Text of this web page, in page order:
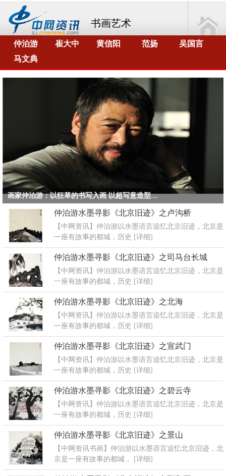
书画艺术
仲泊游 崔大中 黄信阳 范扬
吴国言
马文典
画家仲泊游：以狂草的书写入画 以超写意造型去绘画
仲泊游水墨寻影《北京旧迹》之卢沟桥
【中网资讯】仲泊游以水墨语言追忆北京旧迹，北京是
一座有故事的都城，历史 [详细]
仲泊游水墨寻影《北京旧迹》之司马台长城
【中网资讯】仲泊游以水墨语言追忆北京旧迹，北京是
一座有故事的都城，历史 [详细]
仲泊游水墨寻影《北京旧迹》之北海
【中网资讯】仲泊游以水墨语言追忆北京旧迹，北京是
一座有故事的都城，历史 [详细]
仲泊游水墨寻影《北京旧迹》之宣武门
【中网资讯】仲泊游以水墨语言追忆北京旧迹，北京是
一座有故事的都城，历史 [详细]
仲泊游水墨寻影《北京旧迹》之碧云寺
【中网资讯】仲泊游以水墨语言追忆北京旧迹，北京是
一座有故事的都城，历史 [详细]
仲泊游水墨寻影《北京旧迹》之景山
【中网资讯书画】仲泊游以水墨语言追忆北京旧迹，北
京是一座有故事的都城，
[详细]